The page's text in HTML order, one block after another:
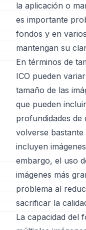
la aplicación o
es importante
fondos y en
mantengan su
En términos de
ICO pueden
tamaño de las
que pueden
profundidades de
volverse bastante
incluyen
embargo, el uso
imágenes más
problema al
sacrificar la
La capacidad del